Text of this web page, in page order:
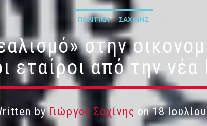
ΠΟΛΙΤΙΚΉ ΣΑΧΊΝΗΣ
στην
εταίροι από την
byΓιώργος Σαχίνης on 18